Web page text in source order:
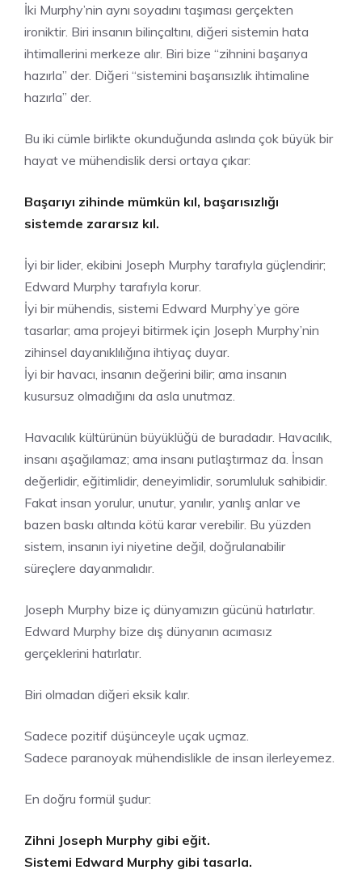
İki Murphy’nin aynı soyadını taşıması gerçekten
ironiktir. Biri insanın bilinçaltını, diğeri sistemin hata
ihtimallerini merkeze alır. Biri bize “zihnini başarıya
hazırla” der. Diğeri “sistemini başarısızlık ihtimaline
hazırla” der.
Bu iki cümle birlikte okunduğunda aslında çok büyük bir
hayat ve mühendislik dersi ortaya çıkar:
Başarıyı zihinde mümkün kıl, başarısızlığı
sistemde zararsız kıl.
İyi bir lider, ekibini Joseph Murphy tarafıyla güçlendirir;
Edward Murphy tarafıyla korur.
İyi bir mühendis, sistemi Edward Murphy’ye göre
tasarlar; ama projeyi bitirmek için Joseph Murphy’nin
zihinsel dayanıklılığına ihtiyaç duyar.
İyi bir havacı, insanın değerini bilir; ama insanın
kusursuz olmadığını da asla unutmaz.
Havacılık kültürünün büyüklüğü de buradadır. Havacılık,
insanı aşağılamaz; ama insanı putlaştırmaz da. İnsan
değerlidir, eğitimlidir, deneyimlidir, sorumluluk sahibidir.
Fakat insan yorulur, unutur, yanılır, yanlış anlar ve
bazen baskı altında kötü karar verebilir. Bu yüzden
sistem, insanın iyi niyetine değil, doğrulanabilir
süreçlere dayanmalıdır.
Joseph Murphy bize iç dünyamızın gücünü hatırlatır.
Edward Murphy bize dış dünyanın acımasız
gerçeklerini hatırlatır.
Biri olmadan diğeri eksik kalır.
Sadece pozitif düşünceyle uçak uçmaz.
Sadece paranoyak mühendislikle de insan ilerleyemez.
En doğru formül şudur:
Zihni Joseph Murphy gibi eğit.
Sistemi Edward Murphy gibi tasarla.